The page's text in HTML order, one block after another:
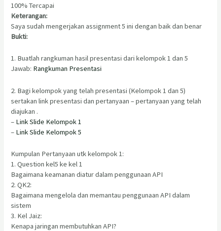
100% Tercapai
Keterangan:
Saya sudah mengerjakan assignment 5 ini dengan baik dan benar
Bukti:
1. Buatlah rangkuman hasil presentasi dari kelompok 1 dan 5
Jawab: Rangkuman Presentasi
2. Bagi kelompok yang telah presentasi (Kelompok 1 dan 5)
sertakan link presentasi dan pertanyaan – pertanyaan yang telah
diajukan .
– Link Slide Kelompok 1
– Link Slide Kelompok 5
Kumpulan Pertanyaan utk kelompok 1:
1. Question kel5 ke kel 1
Bagaimana keamanan diatur dalam penggunaan API
2. QK2:
Bagaimana mengelola dan memantau penggunaan API dalam
sistem
3. Kel Jaiz:
Kenapa jaringan membutuhkan API?